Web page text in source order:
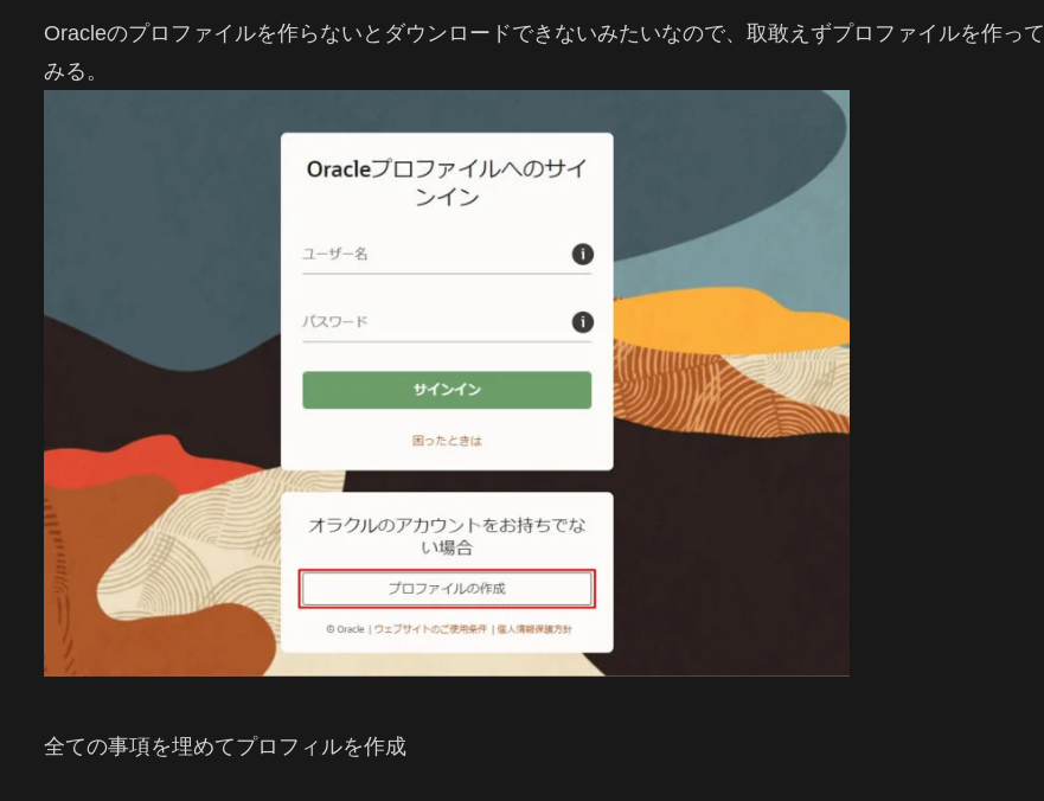
Oracleのプロファイルを作らないとダウンロードできないみたいなので、取敢えずプロファイルを作って
みる。
全ての事項を埋めてプロフィルを作成